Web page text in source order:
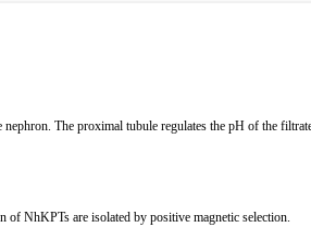
The proximal tubule regulates the pH of the
NhKPTs are isolated by positive magnetic selection.